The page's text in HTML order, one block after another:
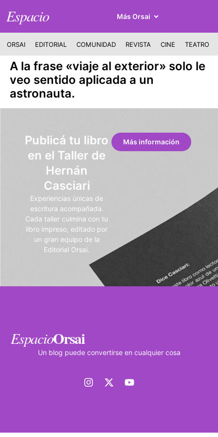
Espacio Más Orsai
ORSAI EDITORIAL COMUNIDAD REVISTA CINE TEATRO
A la frase «viaje al exterior» solo le
veo sentido aplicada a un
astronauta.
Publicá tu libro
en el Taller de
Hernán
Casciari
Experiencias únicas de
escritura acompañada.
Cada taller culmina con tu
libro impreso, editado por
un gran equipo de la
Editorial Orsai.
Más información
EspacioOrsai
Un blog puede convertirse en cualquier cosa